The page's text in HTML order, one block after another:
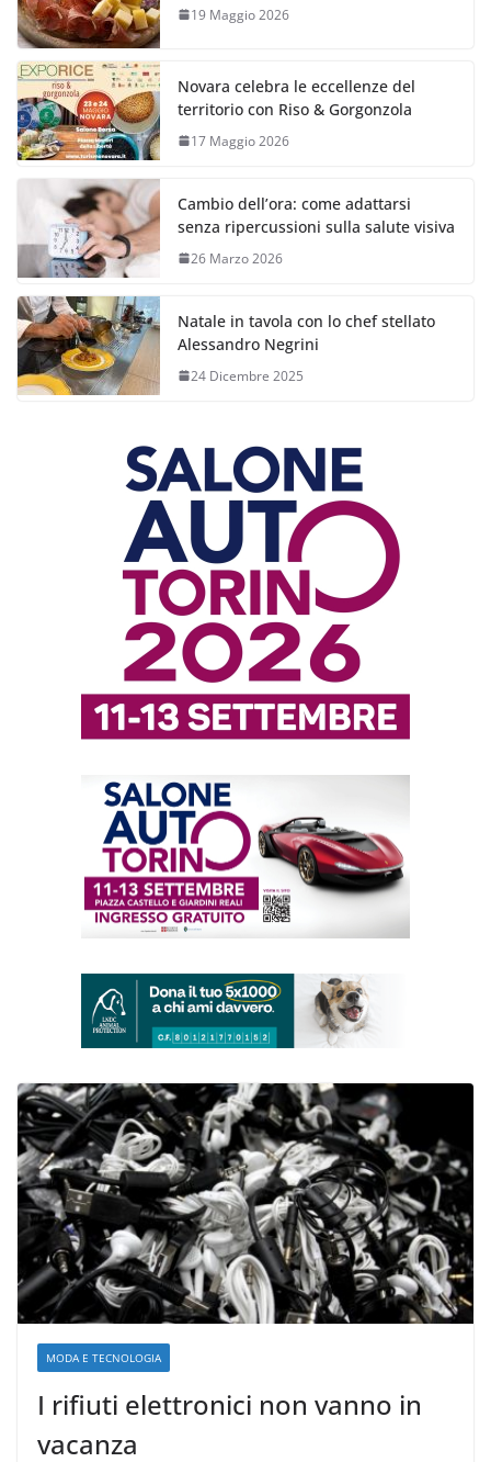
19 Maggio 2026
Novara celebra le eccellenze del
territorio con Riso & Gorgonzola
17 Maggio 2026
Cambio dell’ora: come adattarsi
senza ripercussioni sulla salute visiva
26 Marzo 2026
Natale in tavola con lo chef stellato
Alessandro Negrini
24 Dicembre 2025
MODA E TECNOLOGIA
I rifiuti elettronici non vanno in
vacanza